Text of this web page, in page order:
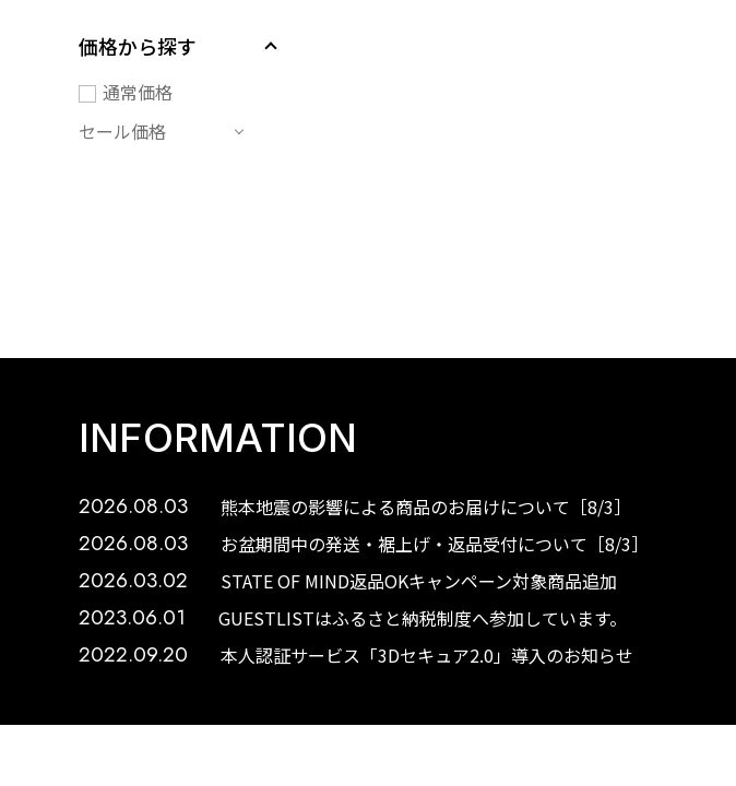
価格から探す
通常価格
セール価格
INFORMATION
2026.08.03 熊本地震の影響による商品のお届けについて［8/3］
2026.08.03 お盆期間中の発送・裾上げ・返品受付について［8/3］
2026.03.02 STATE OF MIND返品OKキャンペーン対象商品追加
2023.06.01 GUESTLISTはふるさと納税制度へ参加しています。
2022.09.20 本人認証サービス「3Dセキュア2.0」導入のお知らせ